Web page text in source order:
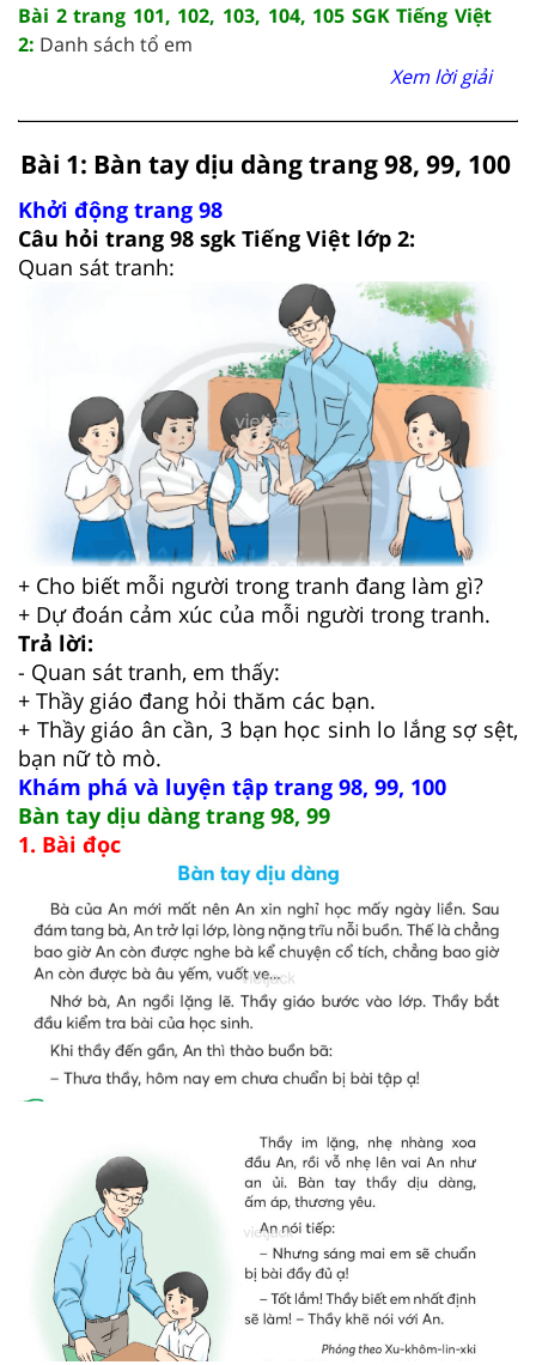
Bài 2 trang 101, 102, 103, 104, 105 SGK Tiếng Việt
2: Danh sách tổ em
Xem lời giải
Bài 1: Bàn tay dịu dàng trang 98, 99, 100
Khởi động trang 98
Câu hỏi trang 98 sgk Tiếng Việt lớp 2:
Quan sát tranh:
+ Cho biết mỗi người trong tranh đang làm gì?
+ Dự đoán cảm xúc của mỗi người trong tranh.
Trả lời:
- Quan sát tranh, em thấy:
+ Thầy giáo đang hỏi thăm các bạn.
+ Thầy giáo ân cần, 3 bạn học sinh lo lắng sợ sệt,
bạn nữ tò mò.
Khám phá và luyện tập trang 98, 99, 100
Bàn tay dịu dàng trang 98, 99
1. Bài đọc